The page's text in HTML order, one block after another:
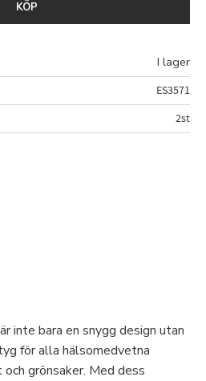
KÖP
I lager
ES3571
2st
inte bara en snygg design utan
för alla hälsomedvetna
grönsaker. Med dess